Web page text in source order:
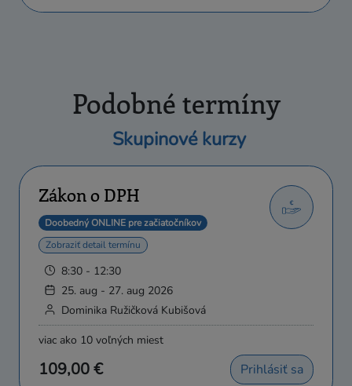
Podobné termíny
Skupinové kurzy
Zákon o DPH
Doobedný ONLINE pre začiatočníkov
Zobraziť detail termínu
8:30 - 12:30
25. aug - 27. aug 2026
Dominika Ružičková Kubišová
viac ako 10 voľných miest
109,00 € Prihlásiť sa